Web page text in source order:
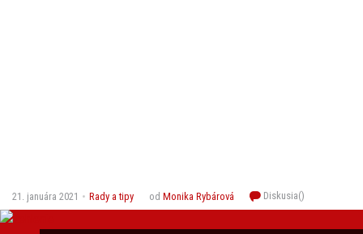
21. januára 2021 Rady a tipy od Monika Rybárová Diskusia()